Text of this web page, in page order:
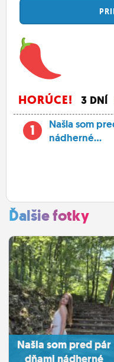
HORÚCE! 3 DNÍ
1
Našla som
nádherné...
Ďalšie fotky
Našla som pred pár
dňami nádherné